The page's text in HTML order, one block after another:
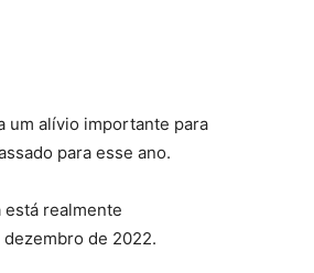
um alívio importante para
para esse ano.
está realmente
de 2022.